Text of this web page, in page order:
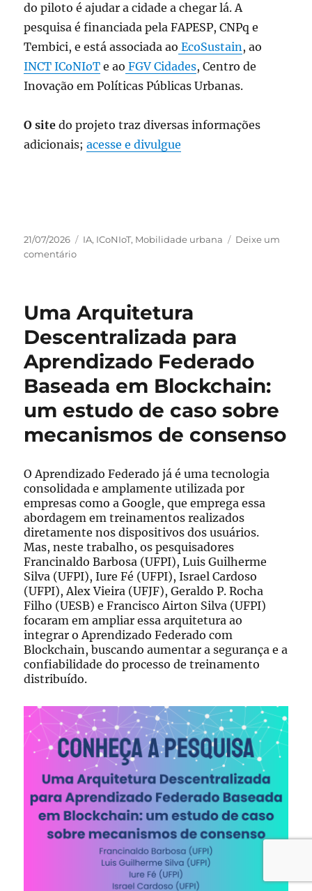
do piloto é ajudar a cidade a chegar lá. A
pesquisa é financiada pela FAPESP, CNPq e
Tembici, e está associada ao EcoSustain, ao
INCT ICoNIoT e ao FGV Cidades, Centro de
Inovação em Políticas Públicas Urbanas.
O site do projeto traz diversas informações
adicionais;acesse e divulgue
Publicado
em
21/07/2026 Categorias
IA, ICoNIoT, Mobilidade urbana
Deixe um
comentárioem
está
seu
segundo
piloto
e
inscrições
até
24
agosto
Uma Arquitetura
Descentralizada para
Aprendizado Federado
Baseada em Blockchain:
um estudo de caso sobre
mecanismos de consenso
O Aprendizado Federado já é uma tecnologia
consolidada e amplamente utilizada por
empresas como a Google, que emprega essa
abordagem em treinamentos realizados
diretamente nos dispositivos dos usuários.
Mas, neste trabalho, os pesquisadores
Francinaldo Barbosa (UFPI), Luis Guilherme
Silva (UFPI), Iure Fé (UFPI), Israel Cardoso
(UFPI), Alex Vieira (UFJF), Geraldo P. Rocha
Filho (UESB) e Francisco Airton Silva (UFPI)
focaram em ampliar essa arquitetura ao
integrar o Aprendizado Federado com
Blockchain, buscando aumentar a segurança e a
confiabilidade do processo de treinamento
distribuído.